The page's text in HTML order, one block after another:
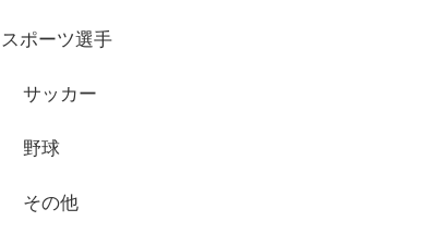
スポーツ選手
サッカー
野球
その他